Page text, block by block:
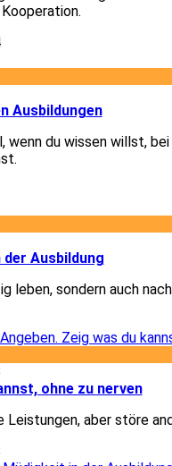
Ausbildungen
wenn du wissen willst,
Ausbildung
leben, sondern auch
ohne zu nerven
Leistungen, aber störe